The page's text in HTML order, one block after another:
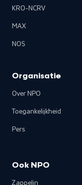
KRO-NCRV
MAX
NOS
Organisatie
Over NPO
Toegankelijkheid
Pers
Ook NPO
Zappelin